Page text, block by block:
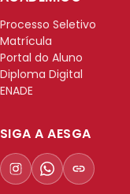
Processo Seletivo
Matrícula
Portal do Aluno
Diploma Digital
ENADE
SIGA A AESGA